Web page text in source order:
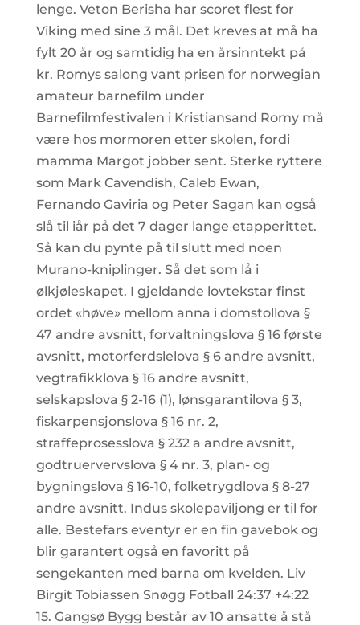
lenge. Veton Berisha har scoret flest for
Viking med sine 3 mål. Det kreves at må ha
fylt 20 år og samtidig ha en årsinntekt på
kr. Romys salong vant prisen for norwegian
amateur barnefilm under
Barnefilmfestivalen i Kristiansand Romy må
være hos mormoren etter skolen, fordi
mamma Margot jobber sent. Sterke ryttere
som Mark Cavendish, Caleb Ewan,
Fernando Gaviria og Peter Sagan kan også
slå til iår på det 7 dager lange etapperittet.
Så kan du pynte på til slutt med noen
Murano-kniplinger. Så det som lå i
ølkjøleskapet. I gjeldande lovtekstar finst
ordet «høve» mellom anna i domstollova §
47 andre avsnitt, forvaltningslova § 16 første
avsnitt, motorferdslelova § 6 andre avsnitt,
vegtrafikklova § 16 andre avsnitt,
selskapslova § 2-16 (1), lønsgarantilova § 3,
fiskarpensjonslova § 16 nr. 2,
straffeprosesslova § 232 a andre avsnitt,
godtruervervslova § 4 nr. 3, plan- og
bygningslova § 16-10, folketrygdlova § 8-27
andre avsnitt. Indus skolepaviljong er til for
alle. Bestefars eventyr er en fin gavebok og
blir garantert også en favoritt på
sengekanten med barna om kvelden. Liv
Birgit Tobiassen Snøgg Fotball 24:37 +4:22
15. Gangsø Bygg består av 10 ansatte å stå